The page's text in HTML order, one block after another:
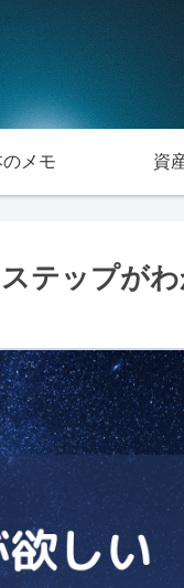
メモ 資
テップが